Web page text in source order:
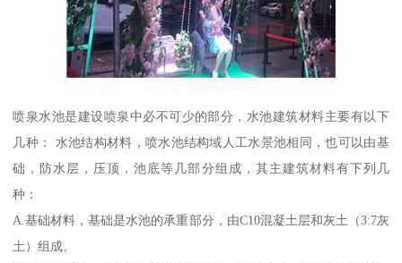
喷泉水池是建设喷泉中必不可少的部分，水池建筑材料主要有以下
几种： 水池结构材料，喷水池结构域人工水景池相同，也可以由基
础，防水层，压顶，池底等几部分组成，其主建筑材料有下列几
种：
A.基础材料，基础是水池的承重部分，由C10混凝土层和灰土（3:7灰
土）组成。